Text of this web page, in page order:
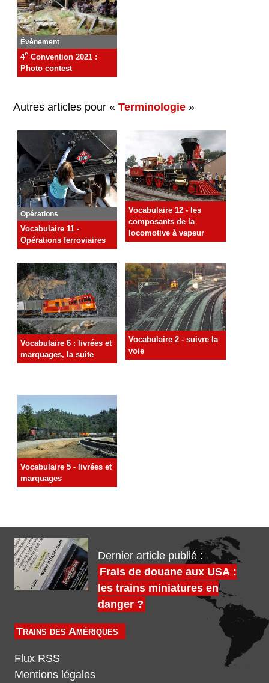
Événement
4e Convention 2021 :
Photo contest
Autres articles pour « Terminologie »
Opérations
Vocabulaire 11 -
Opérations ferroviaires
Vocabulaire 12 - les
composants de la
locomotive à vapeur
Vocabulaire 6 : livrées et
marquages, la suite
Vocabulaire 2 - suivre la
voie
Vocabulaire 5 - livrées et
marquages
Dernier article publié :
Frais de douane aux USA :
les trains miniatures en
danger ?
Trains des Amériques
Flux RSS
Mentions légales